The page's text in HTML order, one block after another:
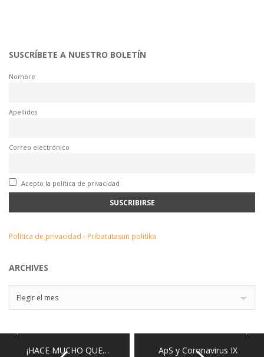
SUSCRÍBETE A NUESTRO BOLETÍN
Nombre
Apellidos
Correo electrónico
Acepto la política de privacidad
Política de privacidad - Pribatutasun politika
ARCHIVES
Elegir el mes
¡HACE MUCHO QUE… ApS y Coronavirus IX